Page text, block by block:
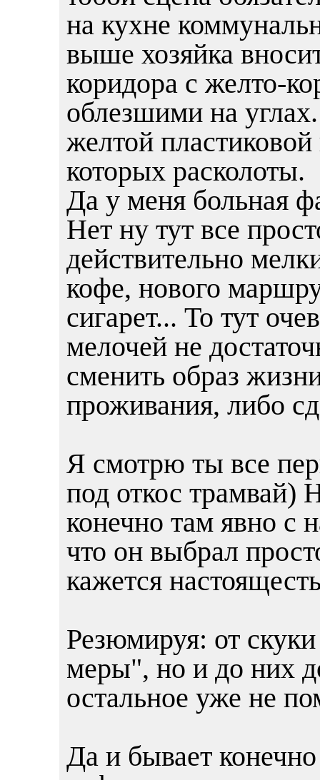
на кухне
выше хозяйка
коридора с желто-
облезшими на
желтой
которых расколоты.
Да у меня больная
Нет ну тут все
действительно
кофе, нового
сигарет... То тут
мелочей не
сменить образ
проживания, либо
Я смотрю ты все
под откос трамвай)
конечно там явно с
что он выбрал
кажется
Резюмируя: от
меры", но и до них
остальное уже не
Да и бывает